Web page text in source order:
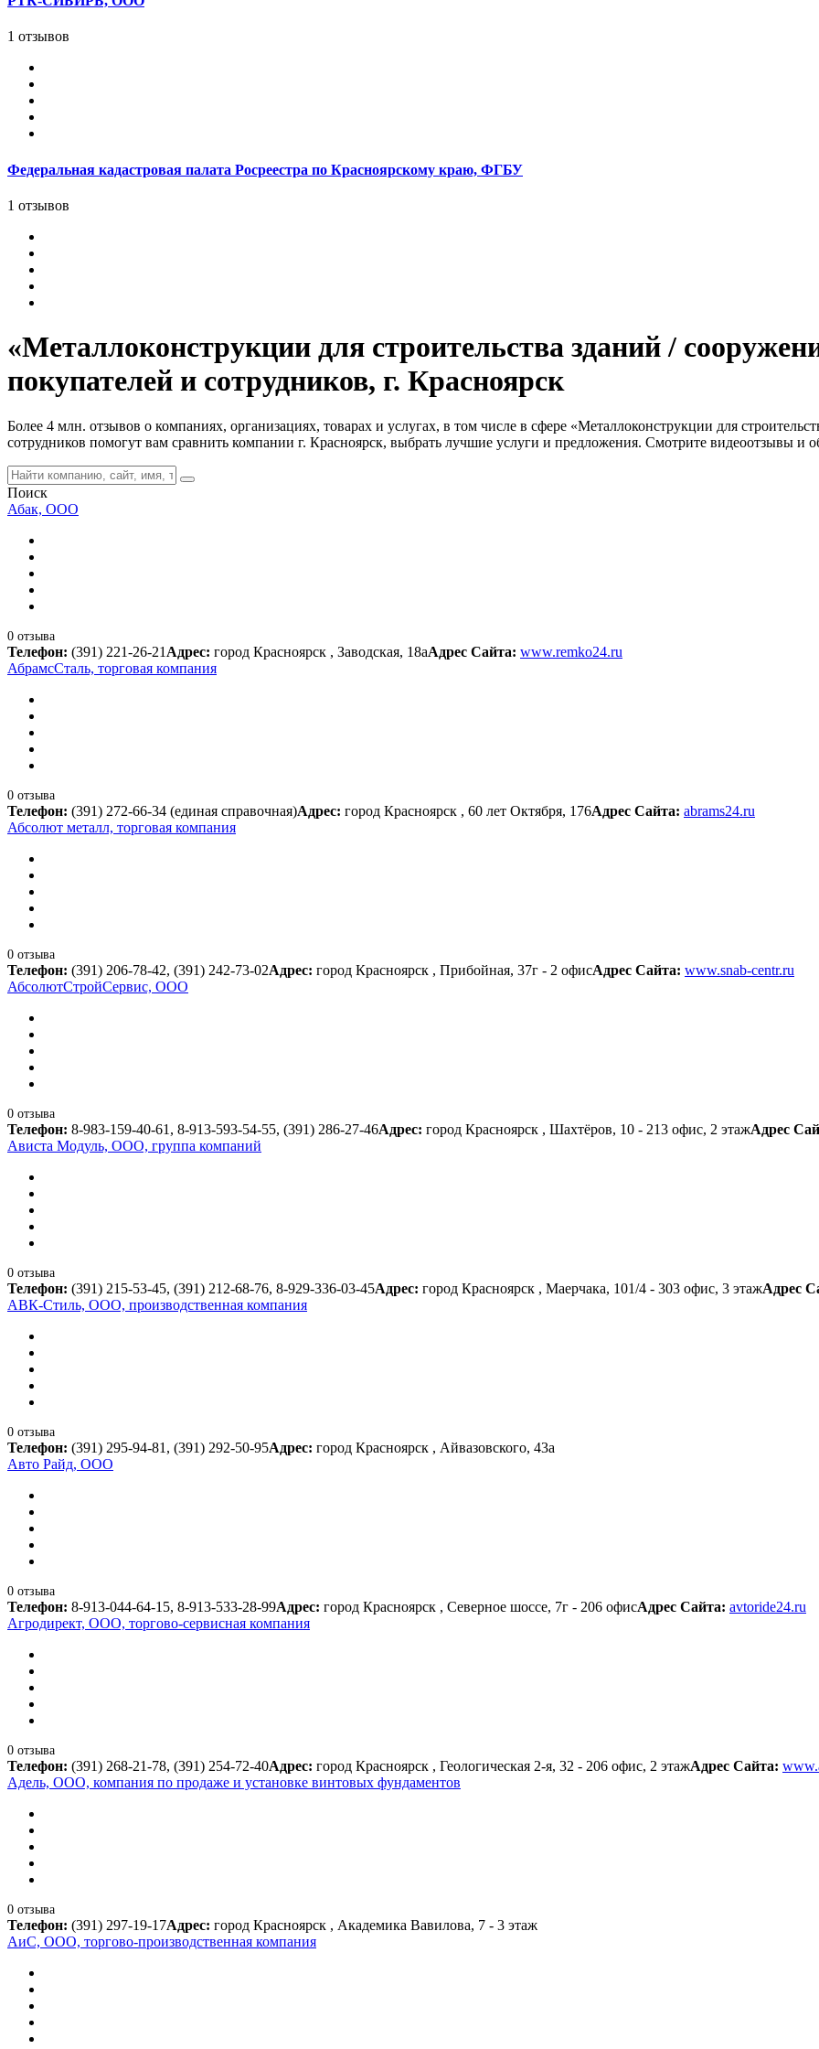
1 отзывов
Федеральная кадастровая палата Росреестра по Красноярскому краю, ФГБУ
1 отзывов
«Металлоконструкции для строительства зданий /
покупателей и сотрудников, г. Красноярск
Более 4 млн. отзывов о компаниях, организациях, товарах и услугах, в том числе в сфере «Металлоконструкции для
сотрудников помогут вам сравнить компании г. Красноярск, выбрать лучшие услуги и предложения. Смотрите видеоотзывы и
Поиск
Абак, ООО
0 отзыва
Телефон: (391) 221-26-21 Адрес: город Красноярск , Заводская, 18аАдрес Сайта: www.remko24.ru
АбрамсСталь, торговая компания
0 отзыва
Телефон: (391) 272-66-34 (единая справочная)Адрес: город Красноярск , 60 лет Октября, 176Адрес Сайта: abrams24.ru
Абсолют металл, торговая компания
0 отзыва
Телефон: (391) 206-78-42, (391) 242-73-02Адрес: город Красноярск , Прибойная, 37г - 2 офисАдрес Сайта: www.snab-centr.ru
АбсолютСтройСервис, ООО
0 отзыва
Телефон: 8-983-159-40-61, 8-913-593-54-55, (391) 286-27-46Адрес: город Красноярск , Шахтёров, 10 - 213 офис, 2 этажАдрес
Ависта Модуль, ООО, группа компаний
0 отзыва
Телефон: (391) 215-53-45, (391) 212-68-76, 8-929-336-03-45Адрес: город Красноярск , Маерчака, 101/4 - 303 офис, 3 этажАдрес
АВК-Стиль, ООО, производственная компания
0 отзыва
Телефон: (391) 295-94-81, (391) 292-50-95Адрес: город Красноярск , Айвазовского, 43а
Авто Райд, ООО
0 отзыва
Телефон: 8-913-044-64-15, 8-913-533-28-99Адрес: город Красноярск , Северное шоссе, 7г - 206 офисАдрес Сайта: avtoride24.ru
Агродирект, ООО, торгово-сервисная компания
0 отзыва
Телефон: (391) 268-21-78, (391) 254-72-40Адрес: город Красноярск , Геологическая 2-я, 32 - 206 офис, 2 этажАдрес Сайта:
Адель, ООО, компания по продаже и установке винтовых фундаментов
0 отзыва
Телефон: (391) 297-19-17Адрес: город Красноярск , Академика Вавилова, 7 - 3 этаж
АиС, ООО, торгово-производственная компания